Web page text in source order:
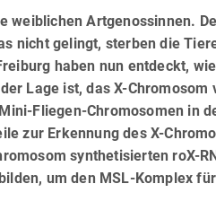
weiblichen Artgenossinnen.
nicht gelingt, sterben die
haben nun entdeckt,
Lage ist, das X-Chromosom
Fliegen-Chromosomen in
zur Erkennung des X-
synthetisierten roX-
um den MSL-Komplex